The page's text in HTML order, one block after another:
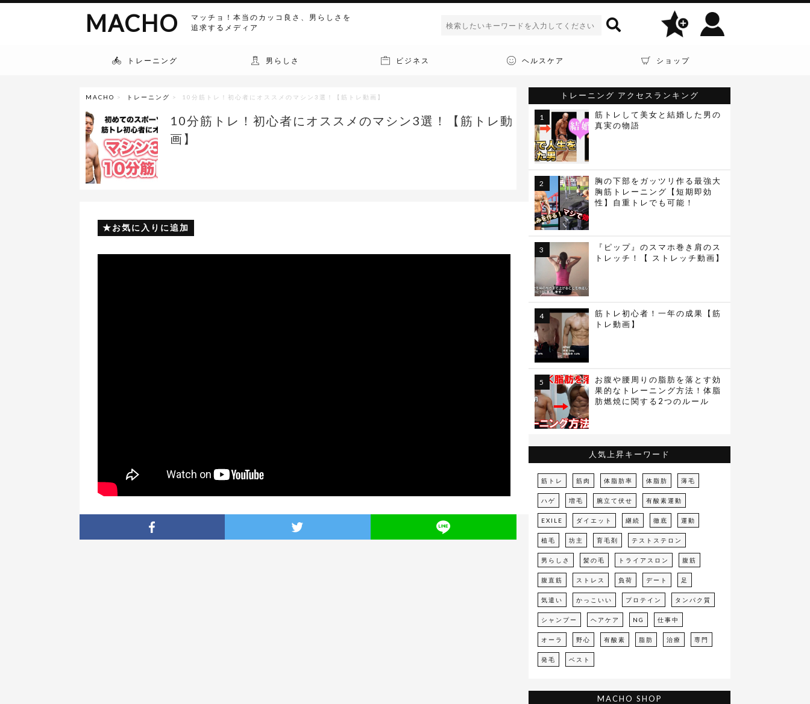
マッチョ！本当のカッコ良さ、男らしさを
追求するメディア
MACHO
トレーニング 男らしさ ビジネス ヘルスケア ショップ
MACHO > トレーニング > 10分筋トレ！初心者にオススメのマシン3選！【筋トレ動画】
10分筋トレ！初心者にオススメのマシン3選！【筋トレ動
画】
お気に入りに追加
トレーニング アクセスランキング
筋トレして美女と結婚した男の
真実の物語
胸の下部をガッツリ作る最強大
胸筋トレーニング【短期即効
性】自重トレでも可能！
『ピップ』のスマホ巻き肩のス
トレッチ！【 ストレッチ動画】
筋トレ初心者！一年の成果【筋
トレ動画】
お腹や腰周りの脂肪を落とす効
果的なトレーニング方法！体脂
肪燃焼に関する2つのルール
人気上昇キーワード
筋トレ 筋肉 体脂肪率 体脂肪 薄毛
ハゲ 増毛 腕立て伏せ 有酸素運動
EXILE ダイエット 継続 徹底 運動
植毛 坊主 育毛剤 テストステロン
男らしさ 髪の毛 トライアスロン 腹筋
腹直筋 ストレス 負荷 デート 足
気遣い かっこいい プロテイン タンパク質
シャンプー ヘアケア NG 仕事中
オーラ 野心 有酸素 脂肪 治療 専門
発毛 ベスト
MACHO SHOP